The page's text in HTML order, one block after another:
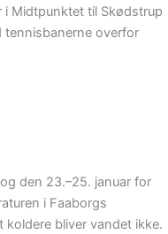
i Midtpunktet til Skødstrup
tennisbanerne overfor
den 23.–25. januar for
i Faaborgs
koldere bliver vandet ikke.